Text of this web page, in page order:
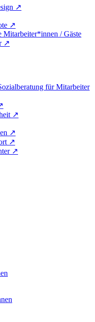
↗
↗
Mitarbeiter*innen / Gäste
↗
für Mitarbeiter
↗
↗
↗
↗